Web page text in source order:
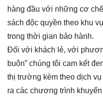
hàng đầu với những cơ
sách độc quyền theo khu
trong thời gian bảo hành.
Đối với khách lẻ, với
buôn” chúng tôi cam kết
thị trường kèm theo dịch
ra các chương trình